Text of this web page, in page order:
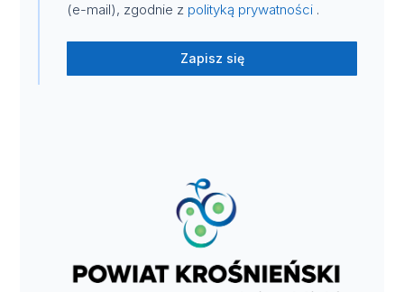
(e-mail), zgodnie z polityką prywatności .
Zapisz się